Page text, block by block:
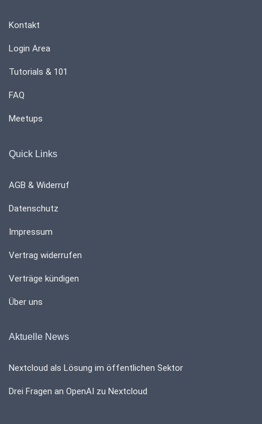
Kontakt
Login Area
Tutorials & 101
FAQ
Meetups
Quick Links
AGB & Widerruf
Datenschutz
Impressum
Vertrag widerrufen
Verträge kündigen
Über uns
Aktuelle News
Nextcloud als Lösung im öffentlichen Sektor
Drei Fragen an OpenAI zu Nextcloud